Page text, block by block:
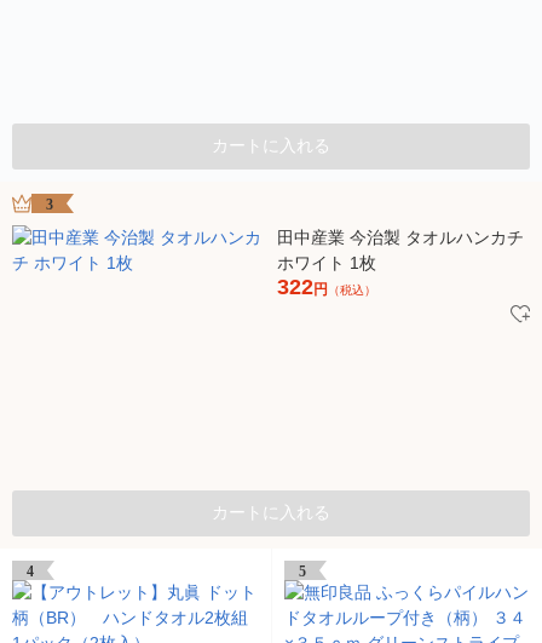
カートに入れる
3
田中産業 今治製 タオルハンカチ
ホワイト 1枚
322円 （税込）
カートに入れる
4 5